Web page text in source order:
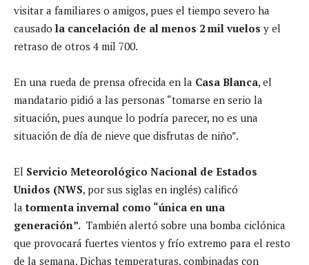
visitar a familiares o amigos, pues el tiempo severo ha
causado la cancelación de al menos 2 mil vuelos y el
retraso de otros 4 mil 700.
En una rueda de prensa ofrecida en la Casa Blanca, el
mandatario pidió a las personas “tomarse en serio la
situación, pues aunque lo podría parecer, no es una
situación de día de nieve que disfrutas de niño”.
El Servicio Meteorológico Nacional de Estados
Unidos (NWS, por sus siglas en inglés) calificó
latormenta invernal como “única en una
generación”. También alertó sobre una bomba ciclónica
que provocará fuertes vientos y frío extremo para el resto
de la semana. Dichas temperaturas, combinadas con